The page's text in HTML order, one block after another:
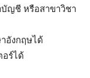
บัญชี หรือสาขาวิชา
อังกฤษได้
อร์ได้